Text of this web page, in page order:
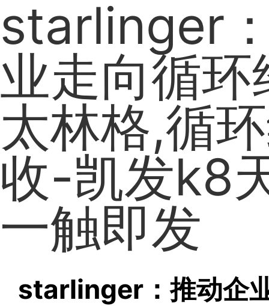
starlinger
业走向循
太林格,循
收-凯发k8
一触即发
starlinger：推动企